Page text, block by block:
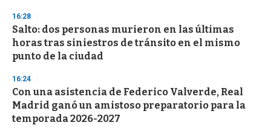
16:28
Salto: dos personas murieron en las últimas
horas tras siniestros de tránsito en el mismo
punto de la ciudad
16:24
Con una asistencia de Federico Valverde, Real
Madrid ganó un amistoso preparatorio para la
temporada 2026-2027